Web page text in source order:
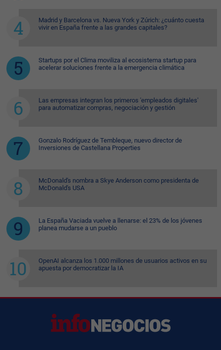
Madrid y Barcelona vs. Nueva York y Zúrich: ¿cuánto cuesta
vivir en España frente a las grandes capitales?
Startups por el Clima moviliza al ecosistema startup para
acelerar soluciones frente a la emergencia climática
Las empresas integran los primeros 'empleados digitales'
para automatizar compras, negociación y gestión
Gonzalo Rodríguez de Tembleque, nuevo director de
Inversiones de Castellana Properties
McDonald's nombra a Skye Anderson como presidenta de
McDonald's USA
La España Vaciada vuelve a llenarse: el 23% de los jóvenes
planea mudarse a un pueblo
OpenAI alcanza los 1.000 millones de usuarios activos en su
apuesta por democratizar la IA